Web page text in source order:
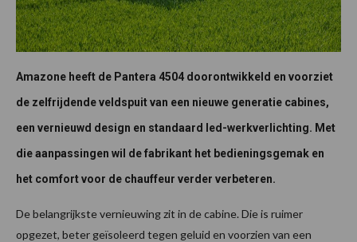
Amazone heeft de Pantera 4504 doorontwikkeld en voorziet
de zelfrijdende veldspuit van een nieuwe generatie cabines,
een vernieuwd design en standaard led-werkverlichting. Met
die aanpassingen wil de fabrikant het bedieningsgemak en
het comfort voor de chauffeur verder verbeteren.
De belangrijkste vernieuwing zit in de cabine. Die is ruimer
opgezet, beter geïsoleerd tegen geluid en voorzien van een